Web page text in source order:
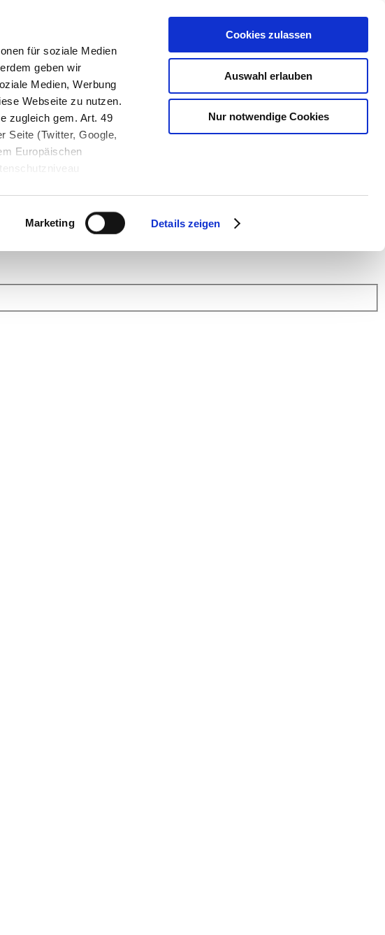
für soziale Medien
geben wir
Medien, Werbung
Webseite zu nutzen.
zugleich gem. Art. 49
Seite (Twitter, Google,
Europäischen
Marketing Details zeigen
Cookies zulassen
Auswahl erlauben
Nur notwendige Cookies
anderen weiter.